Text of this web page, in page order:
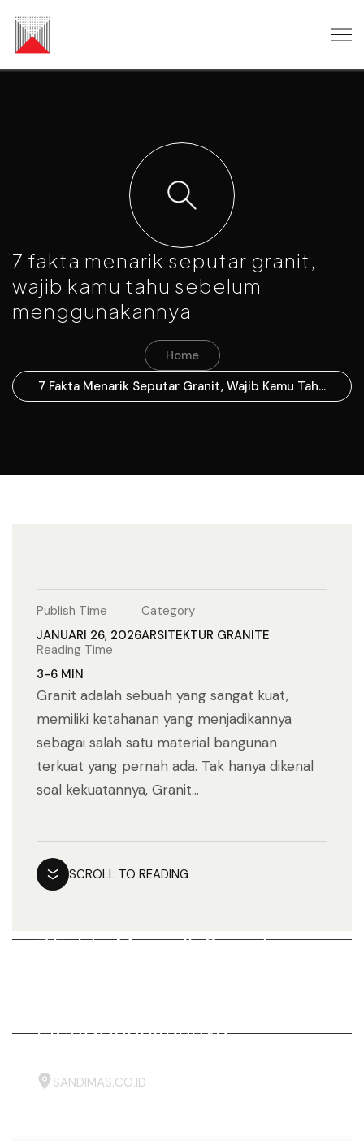
7 fakta menarik seputar granit,
wajib kamu tahu sebelum
menggunakannya
Home
7 Fakta Menarik Seputar Granit, Wajib Kamu Tahu
Sebelum Menggunakannya
Publish Time
JANUARI 26, 2026
Category
ARSITEKTUR GRANITE
Reading Time
3-6 MIN
Granit adalah sebuah yang sangat kuat,
memiliki ketahanan yang menjadikannya
sebagai salah satu material bangunan
terkuat yang pernah ada. Tak hanya dikenal
soal kekuatannya, Granit...
SCROLL TO READING
7 Fakta Menarik Seputar
Menggunakannya
SANDIMAS.CO.ID